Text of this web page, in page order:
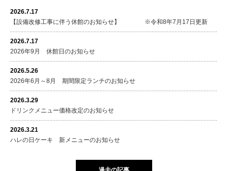
2026.7.17
【設備改修工事に伴う休館のお知らせ】 ※令和8年7月17日更新
2026.7.17
2026年9月 休館日のお知らせ
2026.5.26
2026年6月～8月 期間限定ランチのお知らせ
2026.3.29
ドリンクメニュー価格改定のお知らせ
2026.3.21
ハレの日ケーキ 新メニューのお知らせ